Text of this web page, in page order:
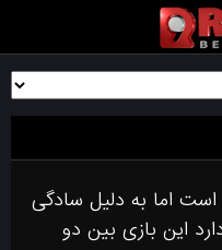
است اما به دليل سادگى
اين بازى بين دو